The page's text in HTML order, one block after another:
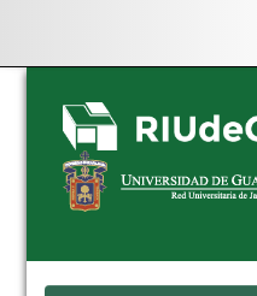
Skip
navigation